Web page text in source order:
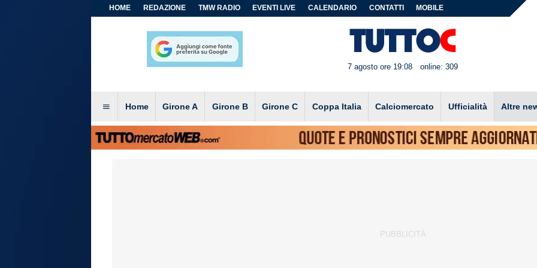
HOME REDAZIONE TMW RADIO EVENTI LIVE CALENDARIO CONTATTI MOBILE
7 agosto ore 19:08 online: 309
Home Girone A Girone B Girone C Coppa Italia Calciomercato Ufficialità Altre